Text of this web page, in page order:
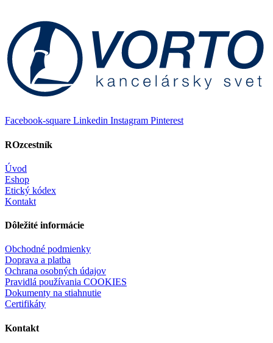
Facebook-square Linkedin Instagram Pinterest
ROzcestník
Úvod
Eshop
Etický kódex
Kontakt
Dôležité informácie
Obchodné podmienky
Doprava a platba
Ochrana osobných údajov
Pravidlá používania COOKIES
Dokumenty na stiahnutie
Certifikáty
Kontakt